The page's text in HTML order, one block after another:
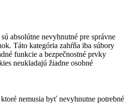
absolútne nevyhnutné pre správne
Táto kategória zahŕňa iba súbory
funkcie a bezpečnostné prvky
neukladajú žiadne osobné
nemusia byť nevyhnutne potrebné